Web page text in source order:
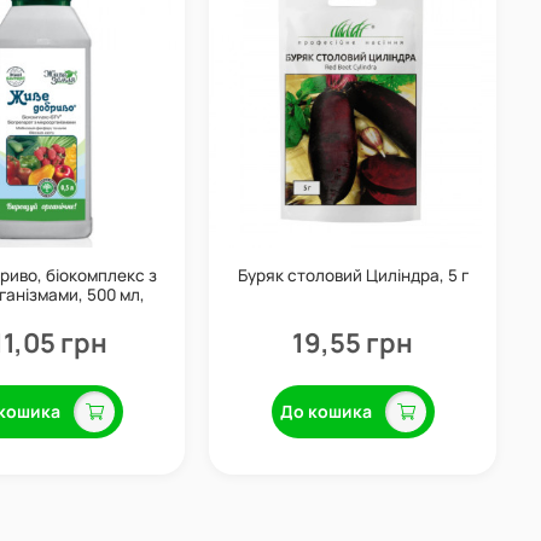
біокомплекс з
500 мл,
грн
Буряк столовий Циліндра, 5 г
19,55 грн
До кошика